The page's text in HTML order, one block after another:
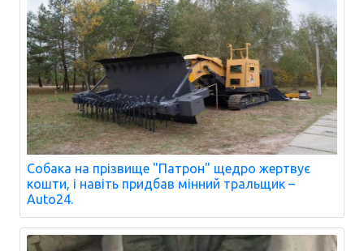
Собака на прізвище "Патрон" щедро жертвує
кошти, і навіть придбав мінний тральщик –
Auto24.